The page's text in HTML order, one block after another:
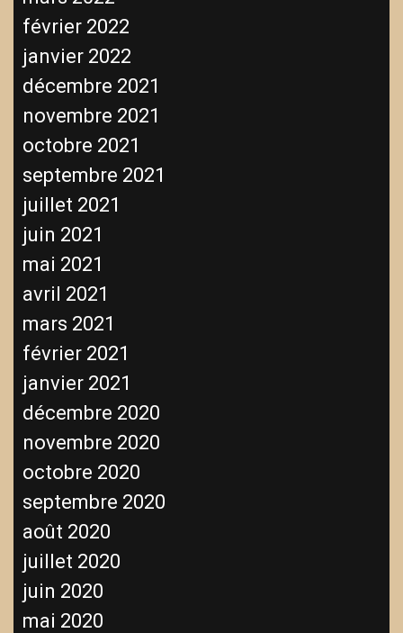
février 2022
janvier 2022
décembre 2021
novembre 2021
octobre 2021
septembre 2021
juillet 2021
juin 2021
mai 2021
avril 2021
mars 2021
février 2021
janvier 2021
décembre 2020
novembre 2020
octobre 2020
septembre 2020
août 2020
juillet 2020
juin 2020
mai 2020